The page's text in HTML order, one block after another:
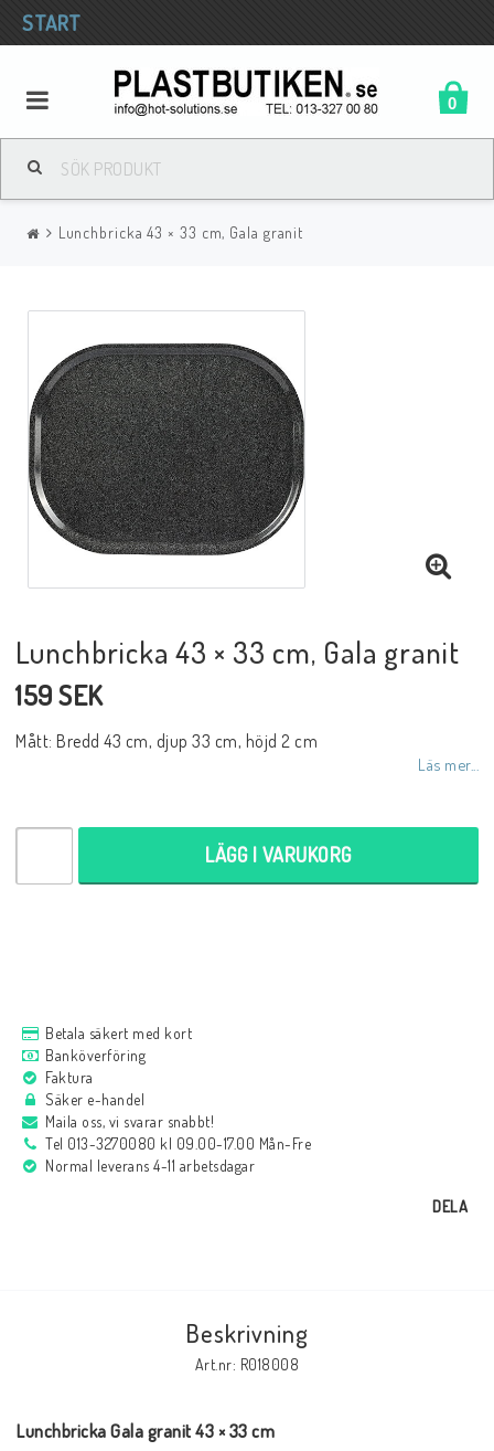
START
0
Lunchbricka 43 × 33 cm, Gala granit
Lunchbricka 43 × 33 cm, Gala granit
159 SEK
Mått: Bredd 43 cm, djup 33 cm, höjd 2 cm
Läs mer...
LÄGG I VARUKORG
Betala säkert med kort
Banköverföring
Faktura
Säker e-handel
Maila oss, vi svarar snabbt!
Tel 013-3270080 kl 09.00-17.00 Mån-Fre
Normal leverans 4-11 arbetsdagar
DELA
Beskrivning
Art.nr: R018008
Lunchbricka Gala granit 43 × 33 cm